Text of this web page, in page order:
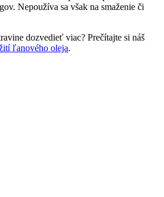
Nepoužíva sa však na smaženie či
dozvedieť viac? Prečítajte si náš
ľanového oleja.